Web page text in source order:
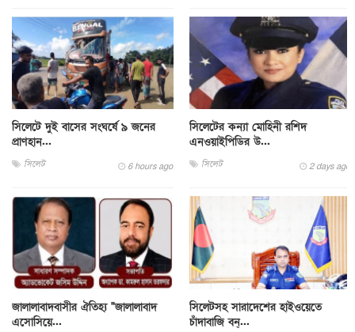
সিলেটে দুই বাসের সংঘর্ষে ৯ জনের
প্রাণহান...
সিলেট 6 hours ago
সিলেটের কন্যা মোহিনী রশিদ
এনওয়াইপিডির উ...
সিলেট 2 days ago
জালালাবাদবাসীর ঐতিহ্য "জালালাবাদ
এসোসিয়ে...
সিলেটসহ সারাদেশের হাইওয়েতে
চাঁদাবাজি বন্...